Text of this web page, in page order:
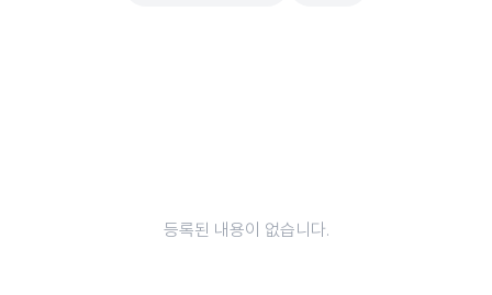
등록된 내용이 없습니다.